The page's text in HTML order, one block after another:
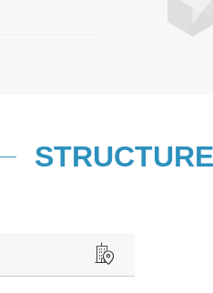
STRUCTURE